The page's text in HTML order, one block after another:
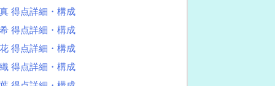
得点詳細・構成
得点詳細・構成
得点詳細・構成
得点詳細・構成